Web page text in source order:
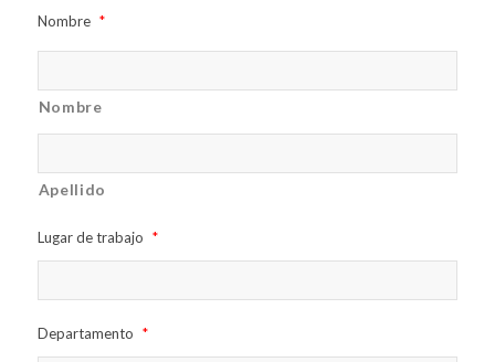
Nombre *
Nombre
Apellido
Lugar de trabajo *
Departamento *